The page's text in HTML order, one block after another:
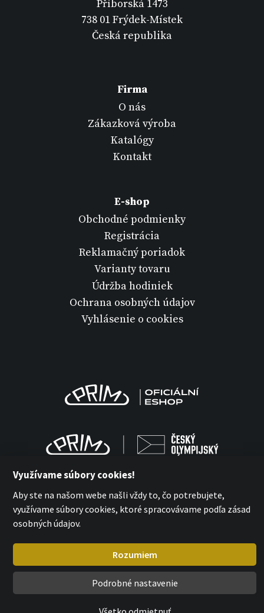
Příborská 1473
738 01 Frýdek-Místek
Česká republika
Firma
O nás
Zákazková výroba
Katalógy
Kontakt
E-shop
Obchodné podmienky
Registrácia
Reklamačný poriadok
Varianty tovaru
Údržba hodiniek
Ochrana osobných údajov
Vyhlásenie o cookies
Využívame súbory cookies!
Aby ste na našom webe našli vždy to, čo potrebujete,
využívame súbory cookies, ktoré spracovávame podľa zásad
osobných údajov.
Rozumiem
Podrobné nastavenie